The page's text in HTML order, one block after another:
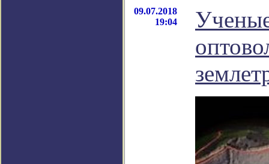
09.07.2018
19:04